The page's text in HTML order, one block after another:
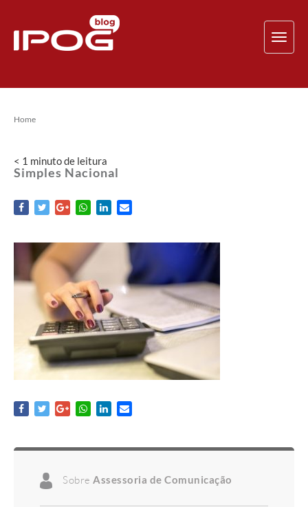
Home
< 1 minutode leitura
Simples Nacional
Sobre Assessoria de Comunicação